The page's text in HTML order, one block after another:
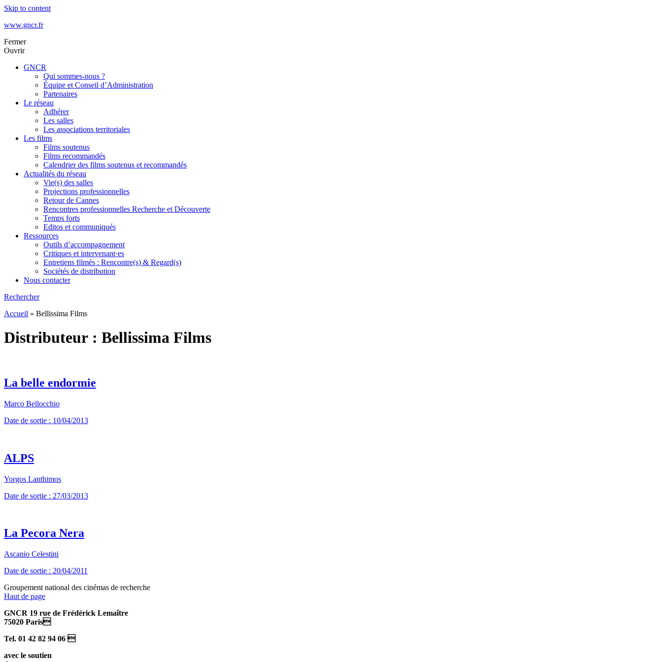
Skip to content
www.gncr.fr
Fermer
Ouvrir
GNCR
Qui sommes-nous ?
Équipe et Conseil d’Administration
Partenaires
Le réseau
Adhérer
Les salles
Les associations territoriales
Les films
Films soutenus
Films recommandés
Calendrier des films soutenus et recommandés
Actualités du réseau
Vie(s) des salles
Projections professionnelles
Retour de Cannes
Rencontres professionnelles Recherche et Découverte
Temps forts
Editos et communiqués
Ressources
Outils d’accompagnement
Critiques et intervenant·es
Entretiens filmés : Rencontre(s) & Regard(s)
Sociétés de distribution
Nous contacter
Rechercher
Accueil » Bellissima Films
Distributeur : Bellissima Films
La belle endormie
Marco Bellocchio
Date de sortie : 10/04/2013
ALPS
Yorgos Lanthimos
Date de sortie : 27/03/2013
La Pecora Nera
Ascanio Celestini
Date de sortie : 20/04/2011
Groupement national des cinémas de recherche
Haut de page
GNCR 19 rue de Frédérick Lemaître
75020 Paris
Tel. 01 42 82 94 06 
avec le soutien